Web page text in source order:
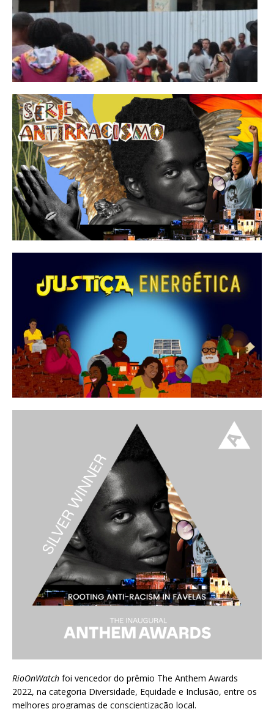
RioOnWatch foi vencedor do prêmio The Anthem Awards
2022, na categoria Diversidade, Equidade e Inclusão, entre os
melhores programas de conscientização local.